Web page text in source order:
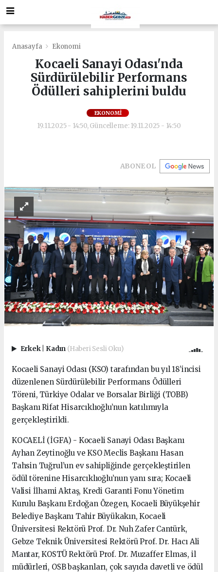
Anasayfa Ekonomi
Kocaeli Sanayi Odası'nda
Sürdürülebilir Performans
Ödülleri sahiplerini buldu
EKONOMI
19.11.2025 - 14:50, Güncelleme: 19.11.2025 - 14:50
ABONE OL
Erkek Kadın (Haberi Sesli Oku)
Kocaeli Sanayi Odası (KSO) tarafından bu yıl 18’incisi
düzenlenen Sürdürülebilir Performans Ödülleri
Töreni, Türkiye Odalar ve Borsalar Birliği (TOBB)
Başkanı Rifat Hisarcıklıoğlu’nun katılımıyla
gerçekleştirildi.
KOCAELİ (İGFA) - Kocaeli Sanayi Odası Başkanı
Ayhan Zeytinoğlu ve KSO Meclis Başkanı Hasan
Tahsin Tuğrul’un ev sahipliğinde gerçekleştirilen
ödül törenine Hisarcıklıoğlu’nun yanı sıra; Kocaeli
Valisi İlhami Aktaş, Kredi Garanti Fonu Yönetim
Kurulu Başkanı Erdoğan Özegen, Kocaeli Büyükşehir
Belediye Başkanı Tahir Büyükakın, Kocaeli
Üniversitesi Rektörü Prof. Dr. Nuh Zafer Cantürk,
Gebze Teknik Üniversitesi Rektörü Prof. Dr. Hacı Ali
Mantar, KOSTÜ Rektörü Prof. Dr. Muzaffer Elmas, il
müdürleri, OSB başkanları, çok sayıda davetli ve ödül